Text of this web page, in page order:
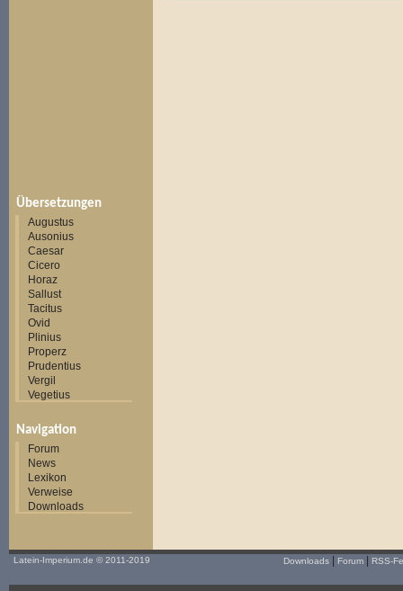
Übersetzungen
Augustus
Ausonius
Caesar
Cicero
Horaz
Sallust
Tacitus
Ovid
Plinius
Properz
Prudentius
Vergil
Vegetius
Navigation
Forum
News
Lexikon
Verweise
Downloads
Latein-Imperium.de © 2011-2019 Downloads Forum RSS-